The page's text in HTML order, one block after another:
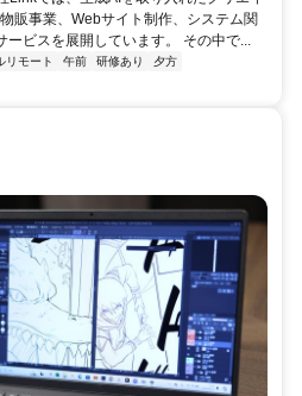
販事業、Webサイト制作、システム関
ービスを展開しています。 その中で...
リモート 午前 研修あり
夕方